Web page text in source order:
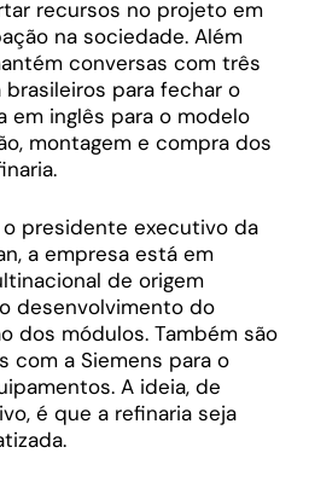
recursos no projeto em
na sociedade. Além
conversas com três
para fechar o
em inglês para o modelo
montagem e compra dos
o presidente executivo da
a empresa está em
de origem
desenvolvimento do
dos módulos. Também são
com a Siemens para o
A ideia, de
é que a refinaria seja